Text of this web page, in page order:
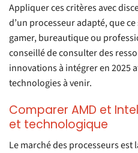
Appliquer ces critères avec
d’un processeur adapté, que
gamer, bureautique ou
conseillé de consulter des
innovations à intégrer en 2025
technologies à venir.
Comparer AMD et
et technologique
Le marché des processeurs